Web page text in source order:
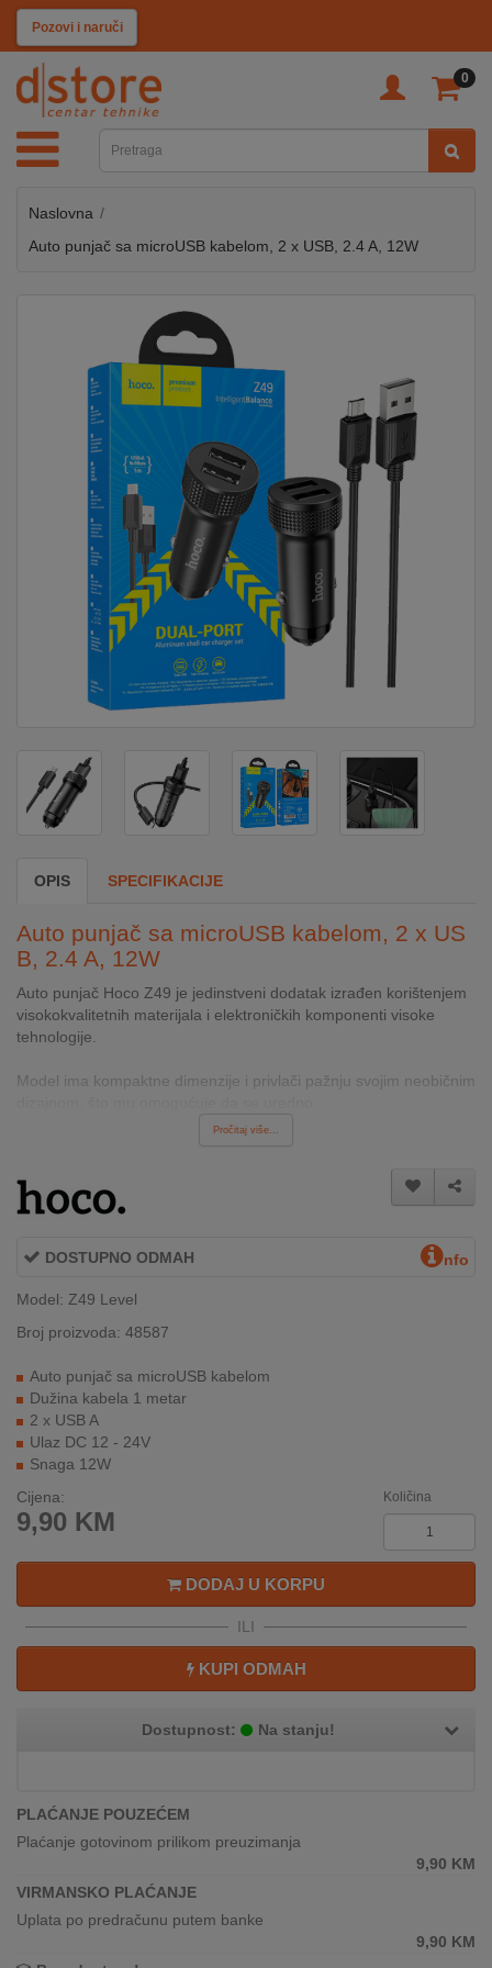
Pozovi i naruči
0
KATEGORIJE
TV
SAT
MOBILNI
UREĐAJI
KUĆANSKI
SECURITY
PC
GAME
INTERNO
MOJ
BRENDOVI
NOVO
PONUDI
KONTAKT
KUPOVINA
NA
RATE
SERVIS
NAMA
KATALOZI
INOSTRANSTVA
ENERGETSKE
Naslovna
Auto punjač sa microUSB kabelom, 2 x USB, 2.4 A, 12W
OPIS SPECIFIKACIJE
Auto punjač sa microUSB kabelom, 2 x US
B, 2.4 A, 12W
Auto punjač Hoco Z49 je jedinstveni dodatak izrađen korištenjem
visokokvalitetnih materijala i elektroničkih komponenti visoke
tehnologije.
Model ima kompaktne dimenzije i privlači pažnju svojim neobičnim
Pročitaj više...
DOSTUPNO ODMAH nfo
Model: Z49 Level
Broj proizvoda: 48587
Auto punjač sa microUSB kabelom
Dužina kabela 1 metar
2 x USB A
Ulaz DC 12 - 24V
Snaga 12W
Cijena:
9,90 KM
Količina
DODAJ U KORPU
ILI
KUPI ODMAH
Dostupnost: Na stanju!
PLAĆANJE POUZEĆEM
Plaćanje gotovinom prilikom preuzimanja
9,90 KM
VIRMANSKO PLAĆANJE
Uplata po predračunu putem banke
9,90 KM